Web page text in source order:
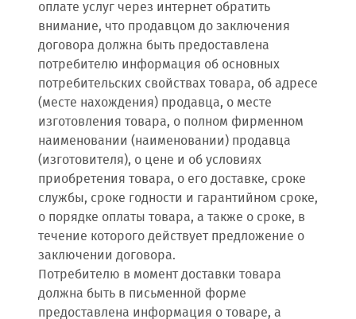
оплате услуг через интернет обратить
внимание, что продавцом до заключения
договора должна быть предоставлена
потребителю информация об основных
потребительских свойствах товара, об адресе
(месте нахождения) продавца, о месте
изготовления товара, о полном фирменном
наименовании (наименовании) продавца
(изготовителя), о цене и об условиях
приобретения товара, о его доставке, сроке
службы, сроке годности и гарантийном сроке,
о порядке оплаты товара, а также о сроке, в
течение которого действует предложение о
заключении договора.
Потребителю в момент доставки товара
должна быть в письменной форме
предоставлена информация о товаре, а